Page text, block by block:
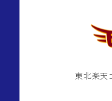
東北楽天